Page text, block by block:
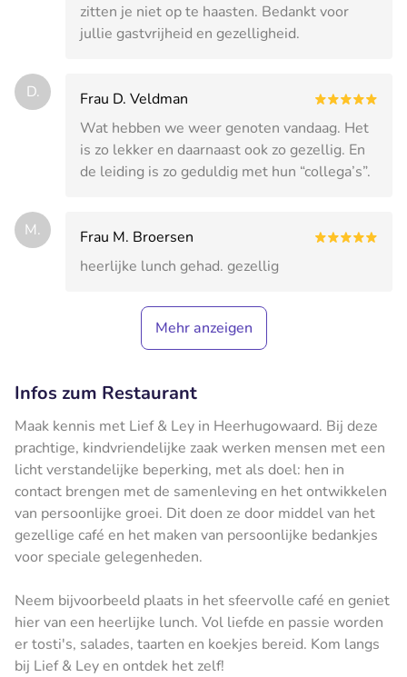
zitten je niet op te haasten. Bedankt voor
jullie gastvrijheid en gezelligheid.
D.
Frau D. Veldman
Wat hebben we weer genoten vandaag. Het
is zo lekker en daarnaast ook zo gezellig. En
de leiding is zo geduldig met hun “collega’s”.
M.
Frau M. Broersen
heerlijke lunch gehad. gezellig
Mehr anzeigen
Infos zum Restaurant
Maak kennis met Lief & Ley in Heerhugowaard. Bij deze
prachtige, kindvriendelijke zaak werken mensen met een
licht verstandelijke beperking, met als doel: hen in
contact brengen met de samenleving en het ontwikkelen
van persoonlijke groei. Dit doen ze door middel van het
gezellige café en het maken van persoonlijke bedankjes
voor speciale gelegenheden.
Neem bijvoorbeeld plaats in het sfeervolle café en geniet
hier van een heerlijke lunch. Vol liefde en passie worden
er tosti's, salades, taarten en koekjes bereid. Kom langs
bij Lief & Ley en ontdek het zelf!